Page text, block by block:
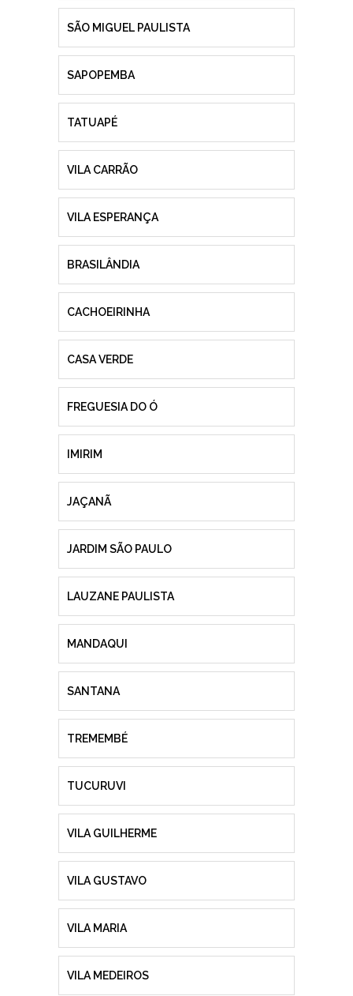
SÃO MIGUEL PAULISTA
SAPOPEMBA
TATUAPÉ
VILA CARRÃO
VILA ESPERANÇA
BRASILÂNDIA
CACHOEIRINHA
CASA VERDE
FREGUESIA DO Ó
IMIRIM
JAÇANÃ
JARDIM SÃO PAULO
LAUZANE PAULISTA
MANDAQUI
SANTANA
TREMEMBÉ
TUCURUVI
VILA GUILHERME
VILA GUSTAVO
VILA MARIA
VILA MEDEIROS